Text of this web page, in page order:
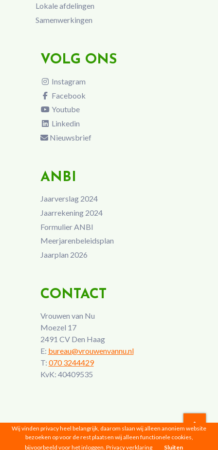
Lokale afdelingen
Samenwerkingen
VOLG ONS
Instagram
Facebook
Youtube
Linkedin
Nieuwsbrief
ANBI
Jaarverslag 2024
Jaarrekening 2024
Formulier ANBI
Meerjarenbeleidsplan
Jaarplan 2026
CONTACT
Vrouwen van Nu
Moezel 17
2491 CV Den Haag
E: bureau@vrouwenvannu.nl
T: 070 3244429
KvK: 40409535
Vrouwen van Nu © 2026 |Privacyverklaring
Wij vinden privacy heel belangrijk, daarom slaan wij alleen anoniem website
bezoeken op voor de rest plaatsen wij alleen functionele cookies,
bijvoorbeeld voor het inloggen. Privacy verklaring Sluiten